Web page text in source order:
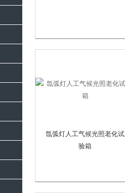
氙弧灯人工气候光照老化试
验箱